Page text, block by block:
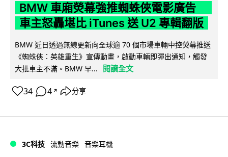
BMW 車廂熒幕強推蜘蛛俠電影廣告
車主怒轟堪比 iTunes 送 U2 專輯翻版
BMW 近日透過無線更新向全球逾 70 個市場車輛中控熒幕推送
《蜘蛛俠：英雄重生》宣傳動畫，啟動車輛即彈出通知，觸發
大批車主不滿。BMW 早...
閱讀全文
34 4 ↗ 分享
3C科技 流動音樂 音樂耳機